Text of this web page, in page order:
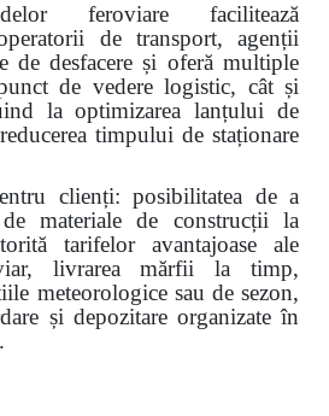
feroviare facilitează
de transport, agenții
de desfacere și oferă multiple
de vedere logistic, cât și
la optimizarea lanțului de
timpului de staționare
clienți: posibilitatea de a
materiale de construcții la
tarifelor avantajoase ale
livrarea mărfii la timp,
meteorologice sau de sezon,
și depozitare organizate în